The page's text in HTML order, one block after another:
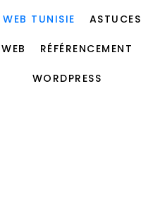
TUNISIE ASTUCES
RÉFÉRENCEMENT
WORDPRESS